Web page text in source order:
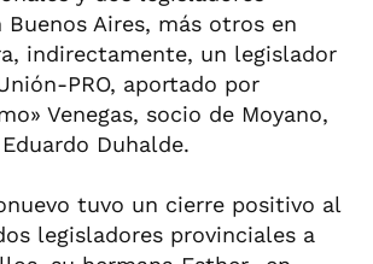
Buenos Aires, más otros en
indirectamente, un legislador
PRO, aportado por
Venegas, socio de Moyano,
Duhalde.
tuvo un cierre positivo al
legisladores provinciales a